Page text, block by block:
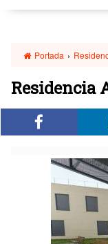
Portada ›
Residencia